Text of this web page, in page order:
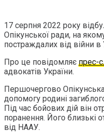
17 серпня 2022 року
Опікунської ради, на
постраждалих від війни в
Про це повідомляє прес-
адвокатів України.
Першочергово
допомогу родині
Під час бойових дій він
поранення. Його близькі
від НААУ.